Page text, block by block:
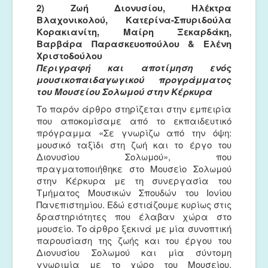
2) Ζωή Διονυσίου, Ηλέκτρα
Βλαχονικολού, Κατερίνα-Σπυριδούλα
Κορακιανίτη, Μαίρη Ξεκαρδάκη,
Βαρβάρα Παρασκευοπούλου & Ελένη
Χριστοδούλου
Περιγραφή και αποτίμηση ενός
μουσικοπαιδαγωγικού προγράμματος
του Μουσείου Σολωμού στην Κέρκυρα
Το παρόν άρθρο στηρίζεται στην εμπειρία
που αποκομίσαμε από το εκπαιδευτικό
πρόγραμμα «Σε γνωρίζω από την όψη:
μουσικό ταξίδι στη ζωή και το έργο του
Διονυσίου Σολωμού», που
πραγματοποιήθηκε στο Μουσείο Σολωμού
στην Κέρκυρα με τη συνεργασία του
Τμήματος Μουσικών Σπουδών του Ιονίου
Πανεπιστημίου. Εδώ εστιάζουμε κυρίως στις
δραστηριότητες που έλαβαν χώρα στο
μουσείο. Το άρθρο ξεκινά με μία συνοπτική
παρουσίαση της ζωής και του έργου του
Διονυσίου Σολωμού και μία σύντομη
γνωριμία με το χώρο του Μουσείου.